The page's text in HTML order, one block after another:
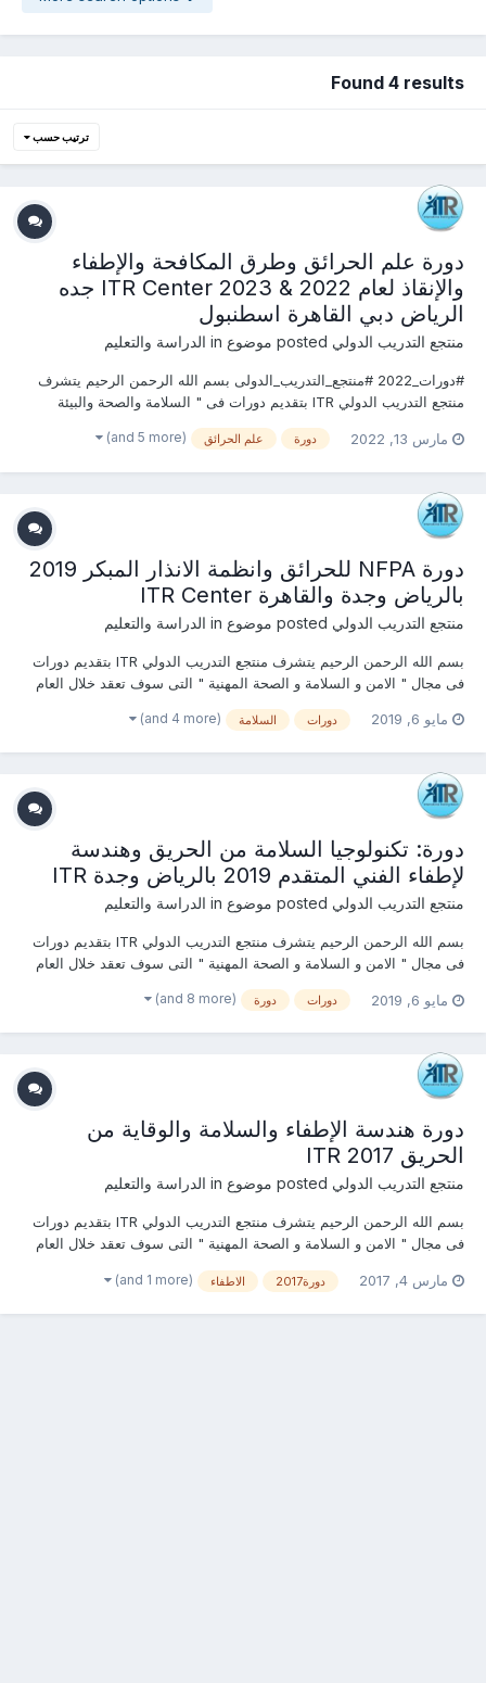
Found 4 results
ترتيب حسب
دورة علم الحرائق وطرق المكافحة والإطفاء
والإنقاذ لعام 2022 & 2023 ITR Center جده
الرياض دبي القاهرة اسطنبول
منتجع التدريب الدولي الدراسة والتعليم
#دورات_2022 #منتجع_التدريب_الدولى بسم الله الرحمن الرحيم يتشرف
منتجع التدريب الدولي ITR بتقديم دورات فى " السلامة والصحة والبيئة
الاستفسارعلى الدورة الان .................. أو ( للتواصل والإستفسار...
مارس 13, 2022 دورة علم الحرائق (and 5 more)
دورة NFPA للحرائق وانظمة الانذار المبكر 2019
بالرياض وجدة والقاهرة ITR Center
منتجع التدريب الدولي الدراسة والتعليم
بسم الله الرحمن الرحيم يتشرف منتجع التدريب الدولي ITR بتقديم دورات
فى مجال " الامن و السلامة و الصحة المهنية " التى سوف تعقد خلال العام
الدولي + شهادة جامعة كامبردج البريطانية أماكن الإنعقاد : دبـــي - ماليزيا -
مايو 6, 2019 دورات السلامة (and 4 more)
دورة: تكنولوجيا السلامة من الحريق وهندسة
لإطفاء الفني المتقدم 2019 بالرياض وجدة ITR
منتجع التدريب الدولي الدراسة والتعليم
بسم الله الرحمن الرحيم يتشرف منتجع التدريب الدولي ITR بتقديم دورات
فى مجال " الامن و السلامة و الصحة المهنية " التى سوف تعقد خلال العام
الدولي + شهادة جامعة كامبردج البريطانية أماكن الإنعقاد : دبـــي - ماليزيا -
مايو 6, 2019 دورات دورة (and 8 more)
دورة هندسة الإطفاء والسلامة والوقاية من
الحريق 2017 ITR
منتجع التدريب الدولي الدراسة والتعليم
بسم الله الرحمن الرحيم يتشرف منتجع التدريب الدولي ITR بتقديم دورات
فى مجال " الامن و السلامة و الصحة المهنية " التى سوف تعقد خلال العام
+ شهادة جامعة كامبردج البريطانية تفاصيل دورة هندسة الإطفاء والسلامة
مارس 4, 2017 دورة2017 الاطفاء (and 1 more)